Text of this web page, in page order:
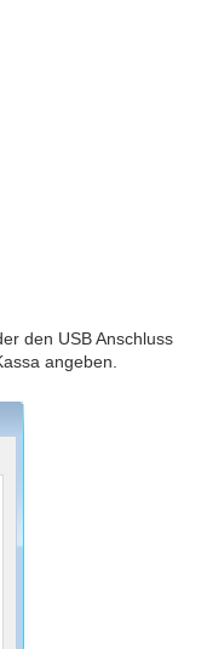
den USB Anschluss
angeben.